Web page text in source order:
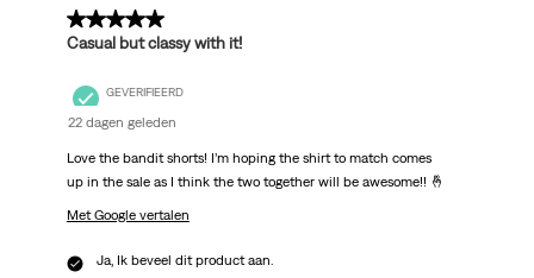
5 van 5 sterren.
Casual but classy with it!
GEVERIFIEERD
22 dagen geleden
Love the bandit shorts! I’m hoping the shirt to match comes
up in the sale as I think the two together will be awesome!! 🤞
Met Google vertalen
Ja, Ik beveel dit product aan.